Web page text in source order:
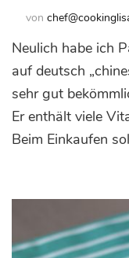
von
Neulich habe ich
auf deutsch
sehr gut
Er enthält viele
Beim Einkaufen